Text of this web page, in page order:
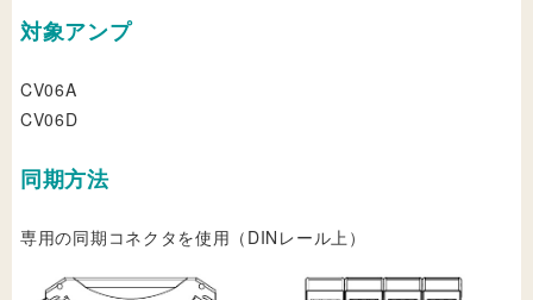
対象アンプ
CV06A
CV06D
同期方法
専用の同期コネクタを使用（DINレール上）